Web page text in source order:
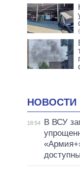
НОВОСТИ
18:54
В ВСУ
доступны